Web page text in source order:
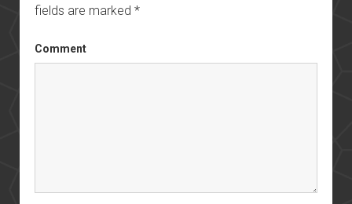
fields are marked *
Comment